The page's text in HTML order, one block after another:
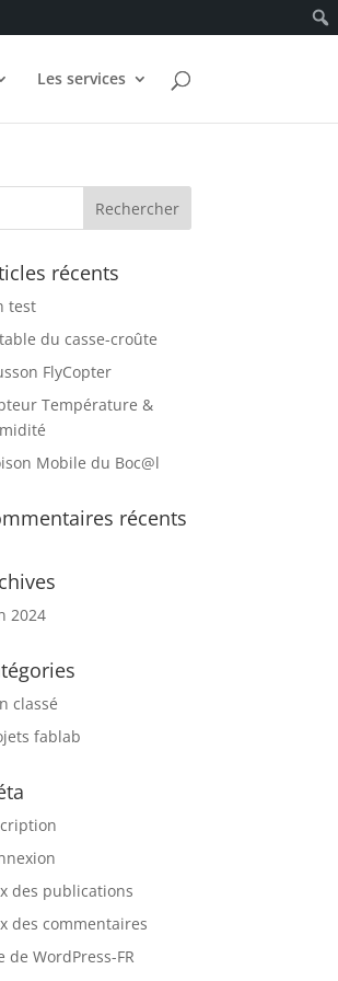
Les services
récents
test
du casse-croûte
FlyCopter
Température &
Mobile du Boc@l
récents
2024
classé
fablab
des publications
des commentaires
de WordPress-FR